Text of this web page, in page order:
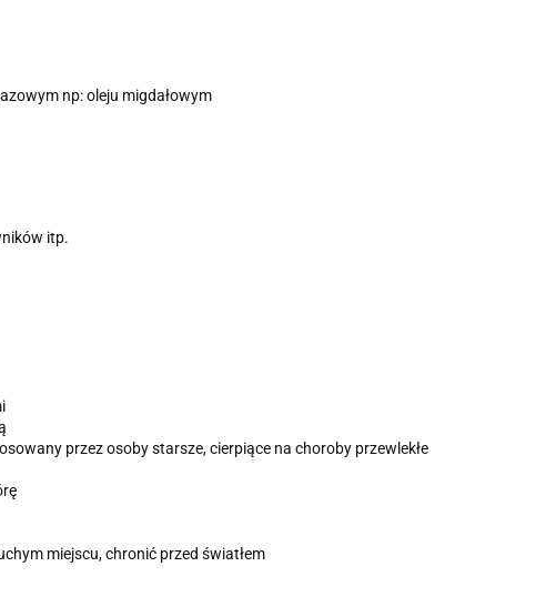
np: oleju migdałowym
itp.
przez osoby starsze, cierpiące na choroby przewlekłe
miejscu, chronić przed światłem